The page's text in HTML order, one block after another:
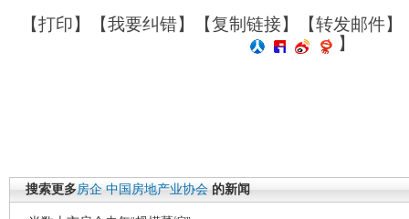
【打印】【我要纠错】【复制链接】【转发邮件】
】
搜索更多房企 中国房地产业协会 的新闻